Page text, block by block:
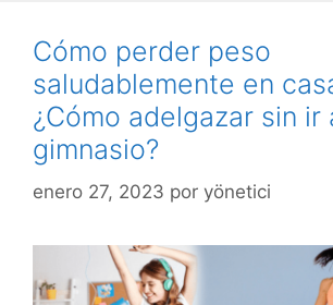
Cómo perder peso
saludablemente en
¿Cómo adelgazar sin ir
gimnasio?
enero 27, 2023 por yönetici